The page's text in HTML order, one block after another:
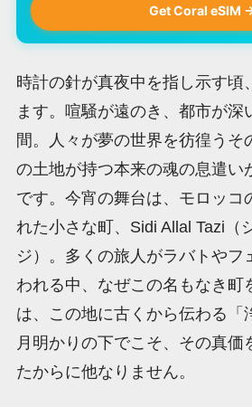
Get Coral eSIM
時計の針が真夜中を指し示す頃
ます。喧騒が遠のき、都市が深
間。人々が夢の世界を彷徨うそ
の土地が持つ本来の魂の息遣い
です。今宵の舞台は、モロッコ
れた小さな町、Sidi Allal Tazi（
ジ）。多くの旅人がラバトやフ
われる中、なぜこの名もなき町
は、この地に古くから伝わる「
月明かりの下でこそ、その真価
たからに他なりません。